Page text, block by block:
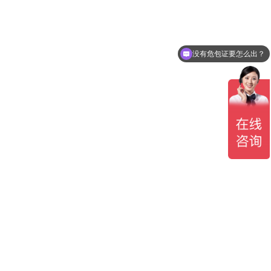
没有危包证要怎么出？
都有哪些航线可以走？